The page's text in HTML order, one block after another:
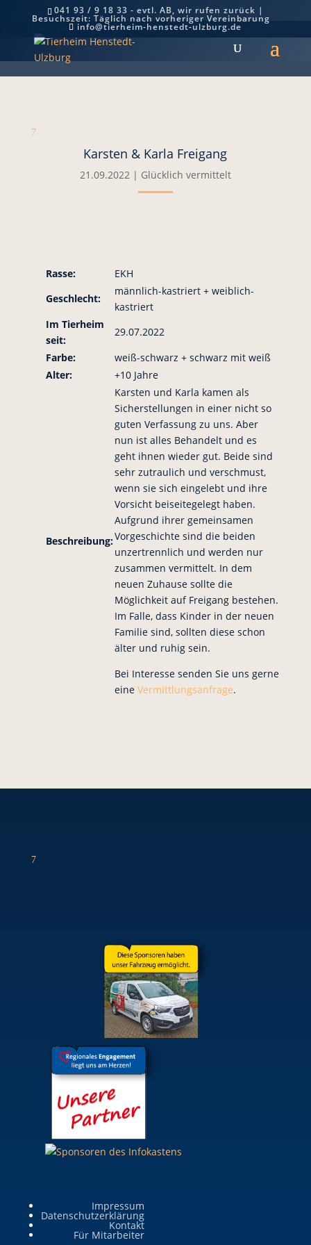
041 93 / 9 18 33 - evtl. AB, wir rufen zurück |
Besuchszeit: Täglich nach vorheriger Vereinbarung
info@tierheim-henstedt-ulzburg.de
Karsten & Karla Freigang
7
Karsten & Karla Freigang
21.09.2022| Glücklich vermittelt
Rasse:
EKH
Geschlecht:
männlich-kastriert + weiblich-
kastriert
Im Tierheim
seit:
29.07.2022
Farbe:
weiß-schwarz + schwarz mit weiß
Alter:
+10 Jahre
Beschreibung:
Karsten und Karla kamen als
Sicherstellungen in einer nicht so
guten Verfassung zu uns. Aber
nun ist alles Behandelt und es
geht ihnen wieder gut. Beide sind
sehr zutraulich und verschmust,
wenn sie sich eingelebt und ihre
Vorsicht beiseitegelegt haben.
Aufgrund ihrer gemeinsamen
Vorgeschichte sind die beiden
unzertrennlich und werden nur
zusammen vermittelt. In dem
neuen Zuhause sollte die
Möglichkeit auf Freigang bestehen.
Im Falle, dass Kinder in der neuen
Familie sind, sollten diese schon
älter und ruhig sein.
Bei Interesse senden Sie uns gerne
eine Vermittlungsanfrage.
7
Impressum
Datenschutzerklärung
Kontakt
Für Mitarbeiter